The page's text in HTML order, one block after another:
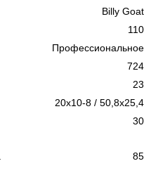
Billy Goat
110
Профессиональное
724
23
20x10-8 / 50,8x25,4
30
85